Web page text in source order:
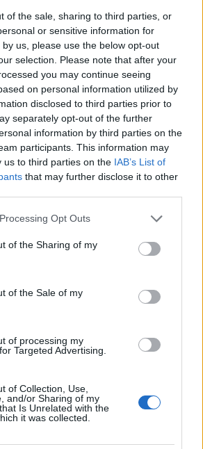
of the sale, sharing to third parties, or
or sensitive information for
us, please use the below opt-out
selection. Please note that after your
you may continue seeing
on personal information utilized by
disclosed to third parties prior to
separately opt-out of the further
information by third parties on the
participants. This information may
us to third parties on the IAB’s List of
that may further disclose it to other
website/app uses one or more Google
or usage behaviour. You may click to
to Google and its third-party tags to
specified purposes in below Google
Opt Outs
of the Sharing of my
of the Sale of my
of processing my
Targeted Advertising.
of Collection, Use,
and/or Sharing of my
Is Unrelated with the
it was collected.
is megnövelheti. Mint
egyelőre, rengeteg
is folyamatban vannak
ennek tisztázására.)
szintézis
is felhívnom a figyelmet Gill
cikkére. Vannak cikkek,
egyszerűen érzi az ember, hogy
megírták"; ez a dolgozat pont
nem csak a pertussis kapcsán, sőt,
is tanulságos ez az írás.)
logikusan építkezve, minden
jól olvashatóan, érdekesen
én is egy halom megoldást tőlük
Most azonban ott
olyan magyarázat, ami
jelenséget egyszerre leír?
kérdés. Milyen
még ide? – kérdezheti
a sztori, gyorsan gyengül a
némileg a kórokozó is változik),